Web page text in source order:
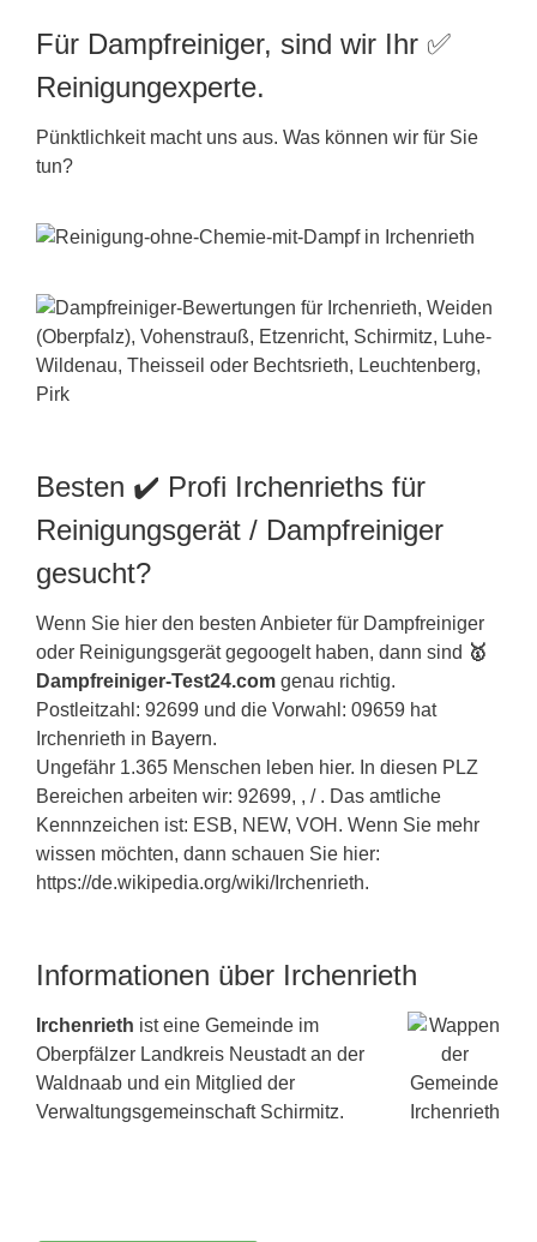
Für Dampfreiniger, sind wir Ihr ✅
Reinigungexperte.
Pünktlichkeit macht uns aus. Was können wir für Sie
tun?
Besten ✔️ Profi Irchenrieths für
Reinigungsgerät / Dampfreiniger
gesucht?
Wenn Sie hier den besten Anbieter für Dampfreiniger
oder Reinigungsgerät gegoogelt haben, dann sind 🥇
Dampfreiniger-Test24.com genau richtig.
Postleitzahl: 92699 und die Vorwahl: 09659 hat
Irchenrieth in Bayern.
Ungefähr 1.365 Menschen leben hier. In diesen PLZ
Bereichen arbeiten wir: 92699, , / . Das amtliche
Kennnzeichen ist: ESB, NEW, VOH. Wenn Sie mehr
wissen möchten, dann schauen Sie hier:
https://de.wikipedia.org/wiki/Irchenrieth.
Informationen über Irchenrieth
Irchenrieth ist eine Gemeinde im
Oberpfälzer Landkreis Neustadt an der
Waldnaab und ein Mitglied der
Verwaltungsgemeinschaft Schirmitz.